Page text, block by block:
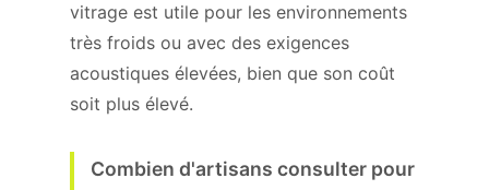
vitrage est utile pour les environnements
très froids ou avec des exigences
acoustiques élevées, bien que son coût
soit plus élevé.
Combien d'artisans consulter pour